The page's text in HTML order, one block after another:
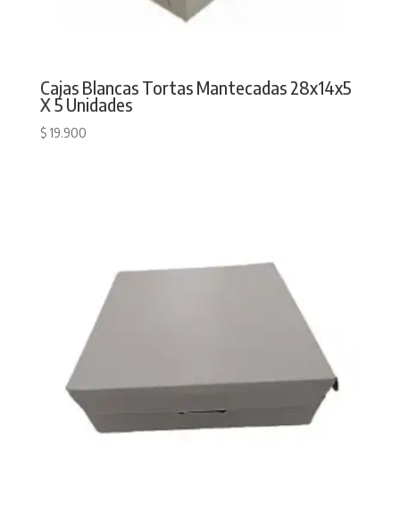
Cajas Blancas Tortas Mantecadas 28x14x5
X 5 Unidades
$19.900